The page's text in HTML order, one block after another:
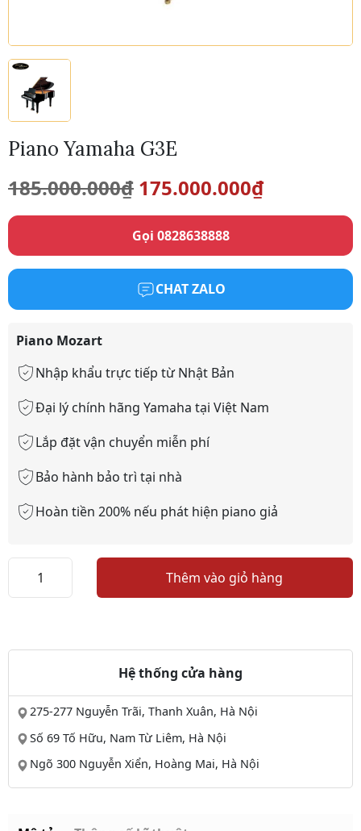
Piano Yamaha G3E
185.000.000₫ Giá
gốc
là:
185.000.000₫.
175.000.000₫Giá
hiện
là:
Gọi 0828638888
CHAT ZALO
Piano Mozart
Nhập khẩu trực tiếp từ Nhật Bản
Đại lý chính hãng Yamaha tại Việt Nam
Lắp đặt vận chuyển miễn phí
Bảo hành bảo trì tại nhà
Hoàn tiền 200% nếu phát hiện piano giả
Yamaha
Thêm vào giỏ hàng
Hệ thống cửa hàng
275-277 Nguyễn Trãi, Thanh Xuân, Hà Nội
Số 69 Tố Hữu, Nam Từ Liêm, Hà Nội
Ngõ 300 Nguyễn Xiển, Hoàng Mai, Hà Nội